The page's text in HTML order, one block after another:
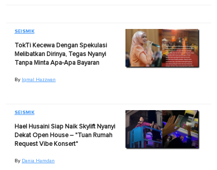
SEISMIK
TokTi Kecewa Dengan Spekulasi
Melibatkan Dirinya, Tegas Nyanyi
Tanpa Minta Apa-Apa Bayaran
By Iqmal Hazzwan
SEISMIK
Hael Husaini Siap Naik Skylift Nyanyi
Dekat Open House – "Tuan Rumah
Request Vibe Konsert"
By Dania Hamdan